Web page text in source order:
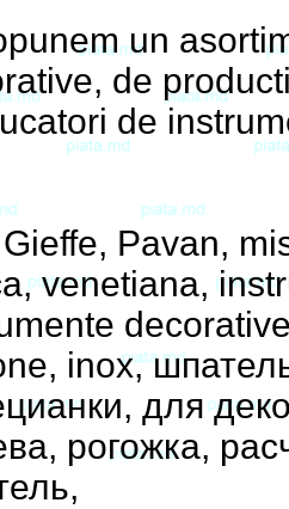
un
de
de
Pavan,
venetiana,
inox,
для
рогожка,